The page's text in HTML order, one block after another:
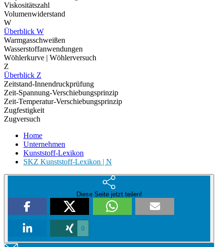
Viskositätszahl
Volumenwiderstand
W
Überblick W
Warmgasschweißen
Wasserstoffanwendungen
Wöhlerkurve | Wöhlerversuch
Z
Überblick Z
Zeitstand-Innendruckprüfung
Zeit-Spannung-Verschiebungsprinzip
Zeit-Temperatur-Verschiebungsprinzip
Zugfestigkeit
Zugversuch
Home
Unternehmen
Kunststoff-Lexikon
SKZ Kunststoff-Lexikon | N
Diese Seite jetzt teilen!
0